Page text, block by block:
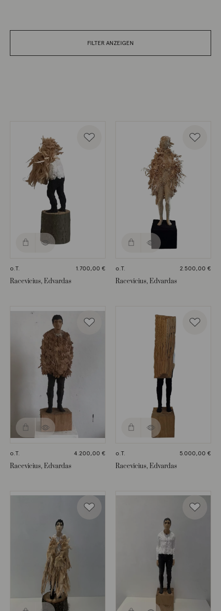
FILTER ANZEIGEN
o.T. 1.700,00 €
Racevicius, Edvardas
o.T. 2.500,00 €
Racevicius, Edvardas
o.T. 4.200,00 €
Racevicius, Edvardas
o.T. 5.000,00 €
Racevicius, Edvardas